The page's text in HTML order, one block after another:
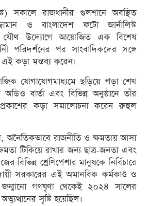
সকালে রাজধানীর গুলশানে অবস্থিত
ও বাংলাদেশ ফটো জার্নালিস্ট
যৌথ উদ্যোগে আয়োজিত এক বিশেষ
পরিদর্শনের পর সাংবাদিকদের সঙ্গে
কড়া মন্তব্য করেন।
যোগাযোগমাধ্যমে ছড়িয়ে পড়া শেখ
বার্তা এবং বিভিন্ন অনুষ্ঠানে তাঁর
কড়া সমালোচনা করেন রুহুল
অনৈতিকভাবে রাজনীতি ও ক্ষমতায় আসা
টিকিয়ে রাখার জন্য ছাত্র-জনতা এবং
বিভিন্ন শ্রেণিপেশার মানুষকে নির্বিচারে
সরকারের এই অমানবিক কর্মকাণ্ড ও
গণঘৃণা থেকেই ২০২৪ সালের
সৃষ্টি হয়েছিল।